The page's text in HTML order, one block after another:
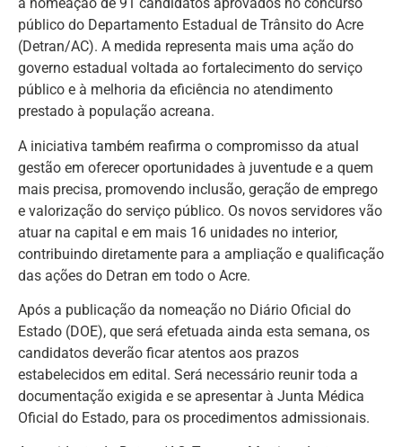
público do Departamento Estadual de Trânsito do Acre
(Detran/AC). A medida representa mais uma ação do
governo estadual voltada ao fortalecimento do serviço
público e à melhoria da eficiência no atendimento
prestado à população acreana.
A iniciativa também reafirma o compromisso da atual
gestão em oferecer oportunidades à juventude e a quem
mais precisa, promovendo inclusão, geração de emprego
e valorização do serviço público. Os novos servidores vão
atuar na capital e em mais 16 unidades no interior,
contribuindo diretamente para a ampliação e qualificação
das ações do Detran em todo o Acre.
Após a publicação da nomeação no Diário Oficial do
Estado (DOE), que será efetuada ainda esta semana, os
candidatos deverão ficar atentos aos prazos
estabelecidos em edital. Será necessário reunir toda a
documentação exigida e se apresentar à Junta Médica
Oficial do Estado, para os procedimentos admissionais.